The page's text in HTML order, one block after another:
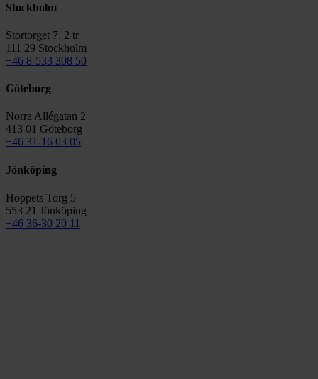
Stockholm
Stortorget 7, 2 tr
111 29 Stockholm
+46 8-533 308 50
Göteborg
Norra Allégatan 2
413 01 Göteborg
+46 31-16 03 05
Jönköping
Hoppets Torg 5
553 21 Jönköping
+46 36-30 20 11